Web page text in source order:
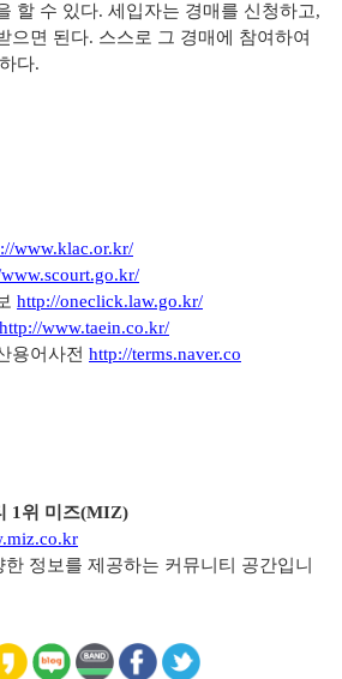
할 수 있다. 세입자는 경매를 신청하고,
으면 된다. 스스로 그 경매에 참여하여
다.
www.klac.or.kr/
http://oneclick.law.go.kr/
http://www.taein.co.kr/
용어사전 http://terms.naver.co
1위 미즈(MIZ)
정보를 제공하는 커뮤니티 공간입니